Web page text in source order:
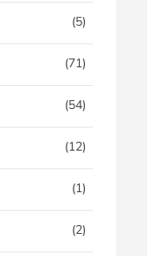
(5)
(71)
(54)
(12)
(1)
(2)